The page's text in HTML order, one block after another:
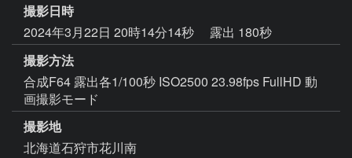
撮影日時
2024年3月22日 20時14分14秒
露出 180秒
撮影方法
合成F64 露出各1/100秒 ISO2500 23.98fps FullHD 動
画撮影モード
撮影地
北海道石狩市花川南